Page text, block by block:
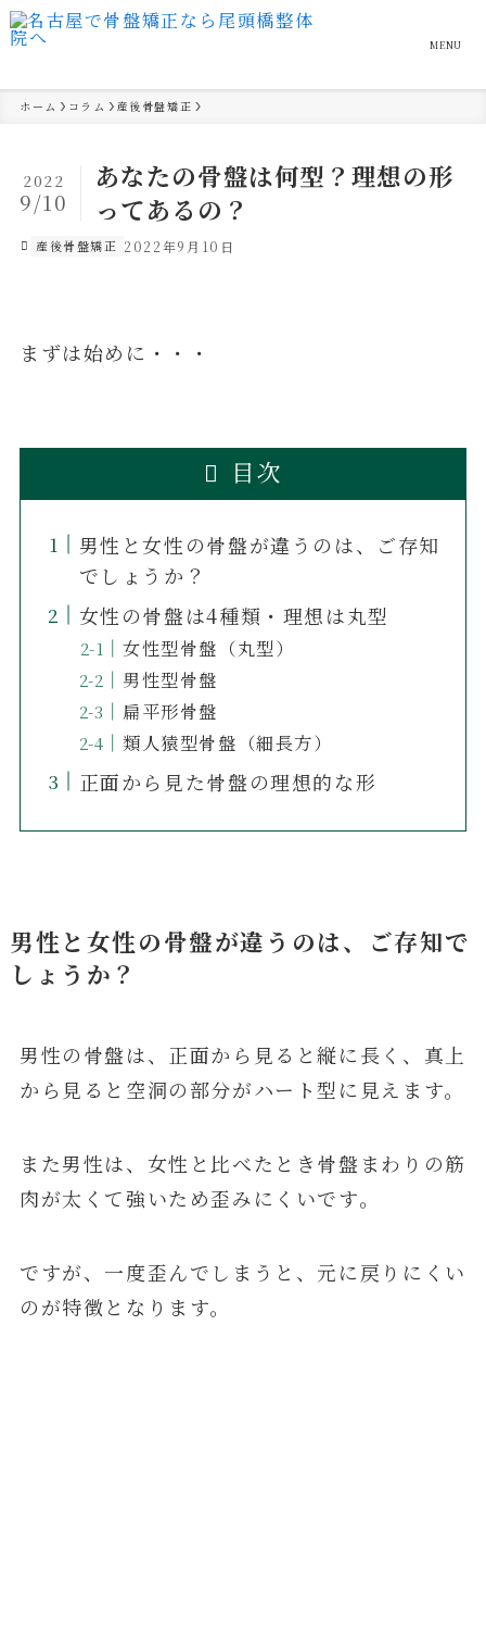
MENU
ホーム コラム 産後骨盤矯正
あなたの骨盤は何型？理想の形
ってあるの？
2022
9/10
産後骨盤矯正 2022年9月10日
まずは始めに・・・
目次
男性と女性の骨盤が違うのは、ご存知
でしょうか？
女性の骨盤は4種類・理想は丸型
女性型骨盤（丸型）
男性型骨盤
扁平形骨盤
類人猿型骨盤（細長方）
正面から見た骨盤の理想的な形
男性と女性の骨盤が違うのは、ご存知で
しょうか？
男性の骨盤は、正面から見ると縦に長く、真上
から見ると空洞の部分がハート型に見えます。
また男性は、女性と比べたとき骨盤まわりの筋
肉が太くて強いため歪みにくいです。
ですが、一度歪んでしまうと、元に戻りにくい
のが特徴となります。